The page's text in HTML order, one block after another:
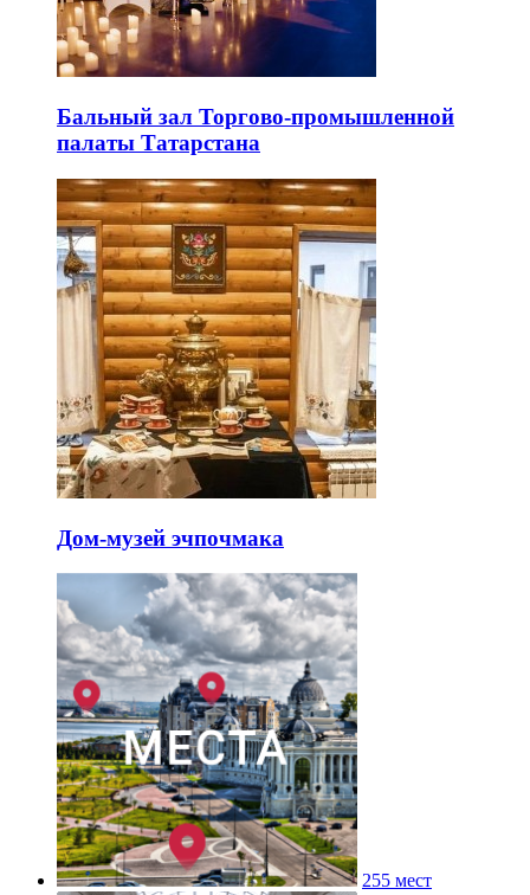
Бальный зал Торгово-промышленной
палаты Татарстана
Дом-музей эчпочмака
255 мест